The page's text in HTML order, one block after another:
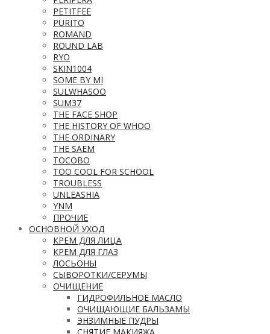
PETITFEE
PURITO
ROMAND
ROUND LAB
RYO
SKIN1004
SOME BY MI
SULWHASOO
SUM37
THE FACE SHOP
THE HISTORY OF WHOO
THE ORDINARY
THE SAEM
TOCOBO
TOO COOL FOR SCHOOL
TROUBLESS
UNLEASHIA
YNM
ПРОЧИЕ
ОСНОВНОЙ УХОД
КРЕМ ДЛЯ ЛИЦА
КРЕМ ДЛЯ ГЛАЗ
ЛОСЬОНЫ
СЫВОРОТКИ/СЕРУМЫ
ОЧИЩЕНИЕ
ГИДРОФИЛЬНОЕ МАСЛО
ОЧИЩАЮЩИЕ БАЛЬЗАМЫ
ЭНЗИМНЫЕ ПУДРЫ